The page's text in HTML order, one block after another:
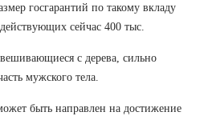
госгарантий по такому вкладу
сейчас 400 тыс.
с дерева, сильно
мужского тела.
быть направлен на достижение